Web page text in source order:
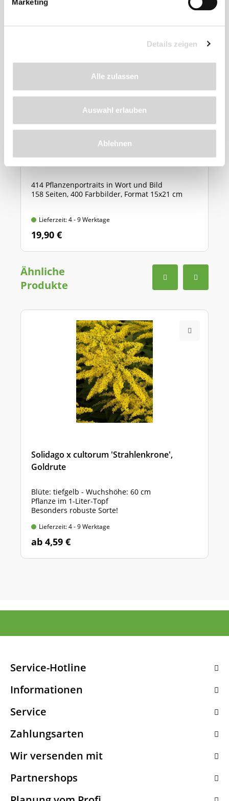
Marketing
Details zeigen
Alle zulassen
Auswahl erlauben
Ablehnen
BdS-Handbuch ''Stauden''
414 Pflanzenportraits in Wort und Bild
158 Seiten, 400 Farbbilder, Format 15x21 cm
Lieferzeit: 4 - 9 Werktage
19,90 €
Ähnliche
Produkte
Solidago x cultorum 'Strahlenkrone',
Goldrute
Blüte: tiefgelb - Wuchshöhe: 60 cm
Pflanze im 1-Liter-Topf
Besonders robuste Sorte!
Lieferzeit: 4 - 9 Werktage
ab 4,59 €
Service-Hotline
Informationen
Service
Zahlungsarten
Wir versenden mit
Partnershops